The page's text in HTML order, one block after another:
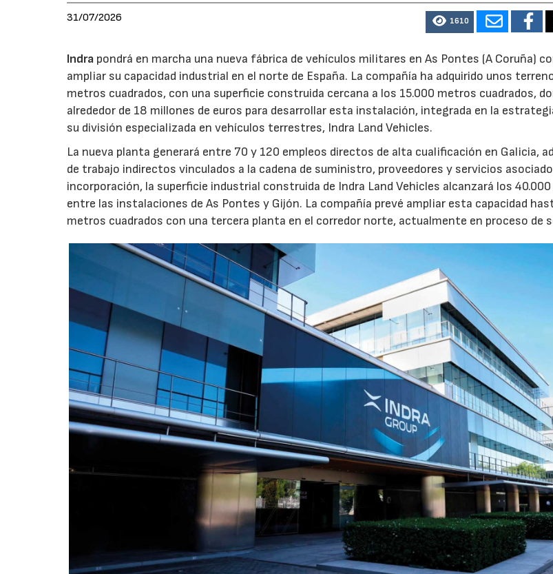
31/07/2026 1610
Indra pondrá en marcha una nueva fábrica de vehículos militares en As Pontes (A Coruña)
ampliar su capacidad industrial en el norte de España. La compañía ha adquirido unos
metros cuadrados, con una superficie construida cercana a los 15.000 metros cuadrados,
alrededor de 18 millones de euros para desarrollar esta instalación, integrada en la
su división especializada en vehículos terrestres, Indra Land Vehicles.
La nueva planta generará entre 70 y 120 empleos directos de alta cualificación en Galicia,
de trabajo indirectos vinculados a la cadena de suministro, proveedores y servicios
incorporación, la superficie industrial construida de Indra Land Vehicles alcanzará los
entre las instalaciones de As Pontes y Gijón. La compañía prevé ampliar esta capacidad
metros cuadrados con una tercera planta en el corredor norte, actualmente en proceso de